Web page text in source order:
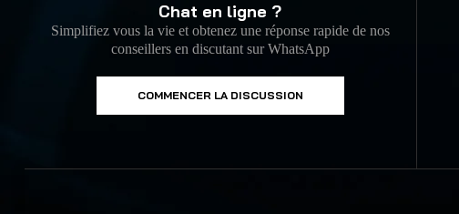
Chat en ligne ?
Simplifiez vous la vie et obtenez une réponse rapide de nos
conseillers en discutant sur WhatsApp
COMMENCER LA DISCUSSION